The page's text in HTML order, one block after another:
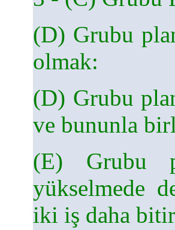
(D) Grubu
olmak:
(D) Grubu
ve bununla
(E) Grubu
yükselmede
iki iş daha